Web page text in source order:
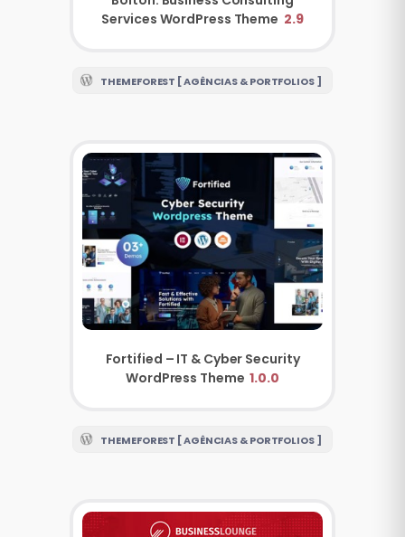
Services WordPress Theme 2.9
THEMEFOREST [ AGÊNCIAS & PORTFOLIOS ]
Fortified – IT & Cyber Security
WordPress Theme 1.0.0
THEMEFOREST [ AGÊNCIAS & PORTFOLIOS ]